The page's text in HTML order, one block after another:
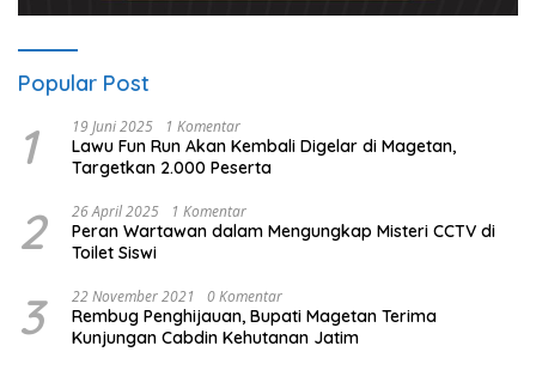
Popular Post
1 19 Juni 2025 1 Komentar
Lawu Fun Run Akan Kembali Digelar di Magetan,
Targetkan 2.000 Peserta
2 26 April 2025 1 Komentar
Peran Wartawan dalam Mengungkap Misteri CCTV di
Toilet Siswi
3 22 November 2021 0 Komentar
Rembug Penghijauan, Bupati Magetan Terima
Kunjungan Cabdin Kehutanan Jatim